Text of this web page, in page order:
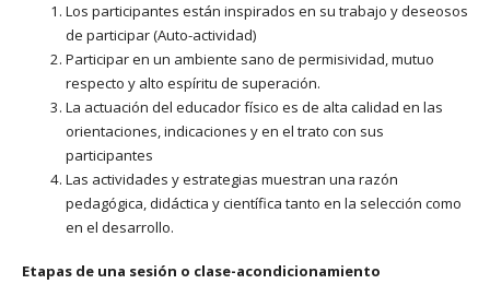
Los participantes están inspirados en su trabajo y deseosos
de participar (Auto-actividad)
Participar en un ambiente sano de permisividad, mutuo
respecto y alto espíritu de superación.
La actuación del educador físico es de alta calidad en las
orientaciones, indicaciones y en el trato con sus
participantes
Las actividades y estrategias muestran una razón
pedagógica, didáctica y científica tanto en la selección como
en el desarrollo.
Etapas de una sesión o clase-acondicionamiento